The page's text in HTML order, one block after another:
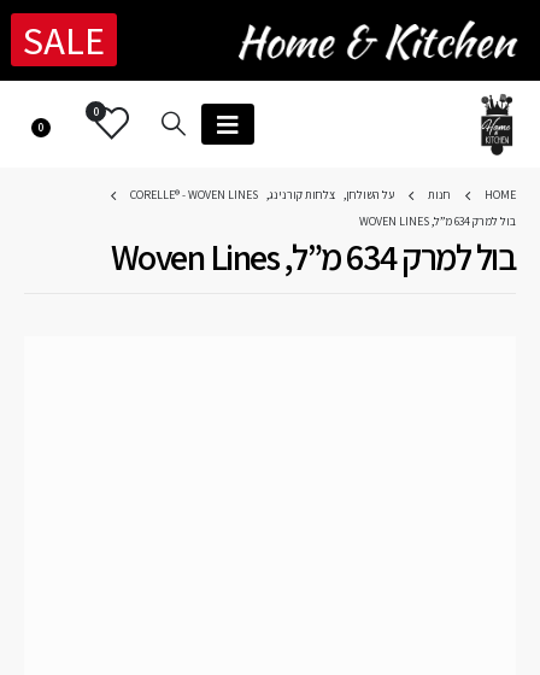
SALE
0
0
HOME חנות על השולחן, צלחות קורנינג,
CORELLE® - WOVEN LINES
בול למרק 634 מ”ל, WOVEN LINES
בול למרק 634 מ”ל, Woven Lines